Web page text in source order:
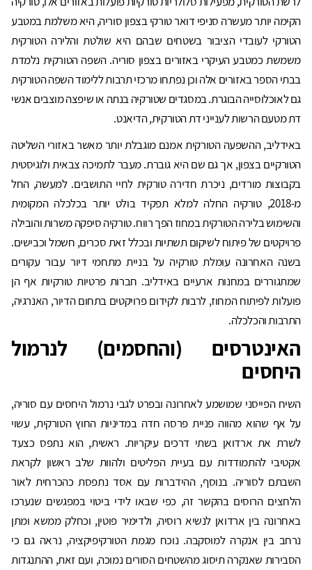
הקימה יותר מעשרה סניפי דואר טורקי בצפון סוריה, היא משלמת במטבע
הטורקי לעובדי הציבור בשטחים שבהם היא שולטת והלירה הטורקית
משמשת כמטבע העיקרי באזורים בצפון סוריה. השפה הטורקית נלמדת
בבתי הספר באזורים אלה וכן נפתחו מרכזי תרבות ללימוד השפה הטורקית
גם לאוכלוסייה הבוגרת. במסגדים שטורקיה בנתה או שיפצה מוצבים אנשי
דת מטעם הרשות לענייני דת הטורקית, הדיאנט.
באידליב, ההשפעה הטורקית אמנם מוגבלת יותר מאשר באזורי השליטה
הטורקיים בצפון, אך גם שם היא גוברת. מעבר לתמיכה צבאית ולוגיסטית
בקבוצות מורדים, ניכרת חדירה טורקית לחיי התושבים. למעשה, החל
מ-2018, טורקיה החלה למלא תפקיד בולט יותר בכלכלה המקומית
והשימוש בלירה הטורקית במחוז הפך רווח. טורקיה סיפקה משרות והובילה
פרויקטים של פיתוח לשיקום תשתיות ובכלל זאת סכרים, חשמל וכבישים.
בשנה האחרונה עומלת טורקיה על בניית מתחמי דיור עבור עקורים
שמתגוררים במחנות ארעיים באידליב. חברות פרטיות טורקיות אף הן
פועלות לפיתוח המחוז, לרבות לקידום פרויקטים בתחום הדיור, האנרגיה,
התרבות והכלכלה.
האינטרסים (והחסמים) לנרמול
היחסים
השיח הפייסני שמושמע לאחרונה ובפרט לגבי נרמול היחסים עם סוריה,
על אף שהוא מהווה פניית פרסה חדה במדיניות החוץ הטורקית, עשוי
לשרת את ארדואן בשתי דרכים עיקריות. ראשית, הוא נתפס כצעד
אקטיבי להתמודדות עם בעיית הפליטים ולהוות שלב ראשון לקראת
השבתם לסוריה. בנוסף, ההידברות עם אסד נתפסת כהכרחית לאור
הלחצים הרוסים בהקשר זה, כפי שבאו לידי ביטוי במפגשים שנערכו
באחרונה בין ארדואן לנשיא רוסיה, ולדימיר פוטין, וכחלק ממשא ומתן
נרחב בין אנקרה למוסקבה. נוכח מגמת הטורקיפיקציה, נראה גם כי
הסבירות שאנקרה תיסוג מהשטחים הסורים נמוכה, ועם זאת, ההתנגדות